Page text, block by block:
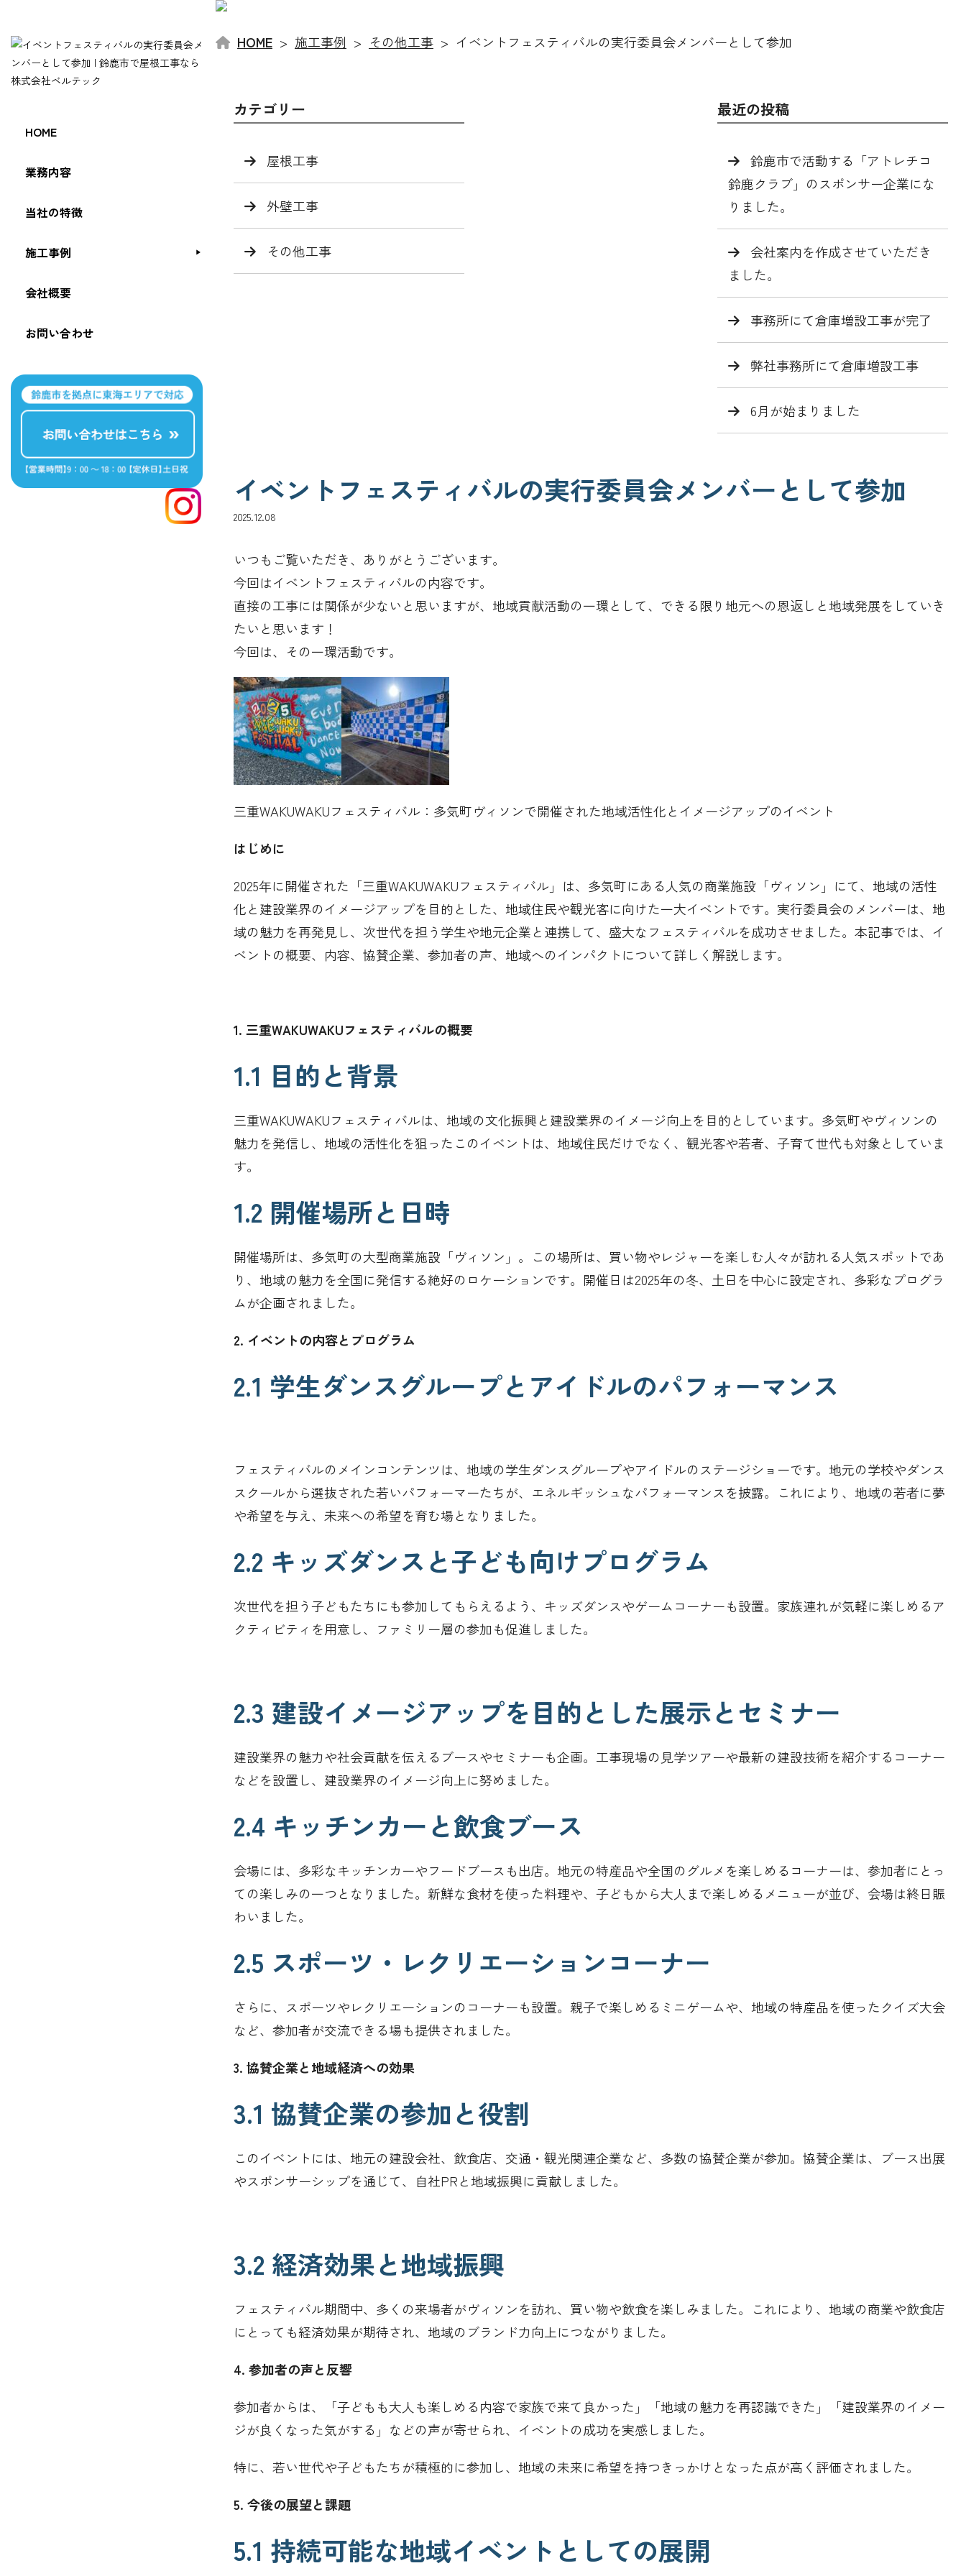
HOME
業務内容
当社の特徴
施工事例
会社概要
お問い合わせ
HOME 施工事例 その他工事 イベントフェスティバルの実行委員会メンバーとして参加
イベントフェスティバルの実行委員会メンバーとして参加
2025.12.08
いつもご覧いただき、ありがとうございます。
今回はイベントフェスティバルの内容です。
直接の工事には関係が少ないと思いますが、地域貢献活動の一環として、できる限り地元への恩返しと地域発展をしていき
たいと思います！
今回は、その一環活動です。
三重WAKUWAKUフェスティバル：多気町ヴィソンで開催された地域活性化とイメージアップのイベント
はじめに
2025年に開催された「三重WAKUWAKUフェスティバル」は、多気町にある人気の商業施設「ヴィソン」にて、地域の活性
化と建設業界のイメージアップを目的とした、地域住民や観光客に向けた一大イベントです。実行委員会のメンバーは、地
域の魅力を再発見し、次世代を担う学生や地元企業と連携して、盛大なフェスティバルを成功させました。本記事では、イ
ベントの概要、内容、協賛企業、参加者の声、地域へのインパクトについて詳しく解説します。
1. 三重WAKUWAKUフェスティバルの概要
1.1 目的と背景
三重WAKUWAKUフェスティバルは、地域の文化振興と建設業界のイメージ向上を目的としています。多気町やヴィソンの
魅力を発信し、地域の活性化を狙ったこのイベントは、地域住民だけでなく、観光客や若者、子育て世代も対象としていま
す。
1.2 開催場所と日時
開催場所は、多気町の大型商業施設「ヴィソン」。この場所は、買い物やレジャーを楽しむ人々が訪れる人気スポットであ
り、地域の魅力を全国に発信する絶好のロケーションです。開催日は2025年の冬、土日を中心に設定され、多彩なプログラ
ムが企画されました。
2. イベントの内容とプログラム
2.1 学生ダンスグループとアイドルのパフォーマンス
フェスティバルのメインコンテンツは、地域の学生ダンスグループやアイドルのステージショーです。地元の学校やダンス
スクールから選抜された若いパフォーマーたちが、エネルギッシュなパフォーマンスを披露。これにより、地域の若者に夢
や希望を与え、未来への希望を育む場となりました。
2.2 キッズダンスと子ども向けプログラム
次世代を担う子どもたちにも参加してもらえるよう、キッズダンスやゲームコーナーも設置。家族連れが気軽に楽しめるア
クティビティを用意し、ファミリー層の参加も促進しました。
2.3 建設イメージアップを目的とした展示とセミナー
建設業界の魅力や社会貢献を伝えるブースやセミナーも企画。工事現場の見学ツアーや最新の建設技術を紹介するコーナー
などを設置し、建設業界のイメージ向上に努めました。
2.4 キッチンカーと飲食ブース
会場には、多彩なキッチンカーやフードブースも出店。地元の特産品や全国のグルメを楽しめるコーナーは、参加者にとっ
ての楽しみの一つとなりました。新鮮な食材を使った料理や、子どもから大人まで楽しめるメニューが並び、会場は終日賑
わいました。
2.5 スポーツ・レクリエーションコーナー
さらに、スポーツやレクリエーションのコーナーも設置。親子で楽しめるミニゲームや、地域の特産品を使ったクイズ大会
など、参加者が交流できる場も提供されました。
3. 協賛企業と地域経済への効果
3.1 協賛企業の参加と役割
このイベントには、地元の建設会社、飲食店、交通・観光関連企業など、多数の協賛企業が参加。協賛企業は、ブース出展
やスポンサーシップを通じて、自社PRと地域振興に貢献しました。
3.2 経済効果と地域振興
フェスティバル期間中、多くの来場者がヴィソンを訪れ、買い物や飲食を楽しみました。これにより、地域の商業や飲食店
にとっても経済効果が期待され、地域のブランド力向上につながりました。
4. 参加者の声と反響
参加者からは、「子どもも大人も楽しめる内容で家族で来て良かった」「地域の魅力を再認識できた」「建設業界のイメー
ジが良くなった気がする」などの声が寄せられ、イベントの成功を実感しました。
特に、若い世代や子どもたちが積極的に参加し、地域の未来に希望を持つきっかけとなった点が高く評価されました。
5. 今後の展望と課題
5.1 持続可能な地域イベントとしての展開
カテゴリー
屋根工事
外壁工事
その他工事
最近の投稿
鈴鹿市で活動する「アトレチコ
鈴鹿クラブ」のスポンサー企業にな
りました。
会社案内を作成させていただき
ました。
事務所にて倉庫増設工事が完了
弊社事務所にて倉庫増設工事
6月が始まりました